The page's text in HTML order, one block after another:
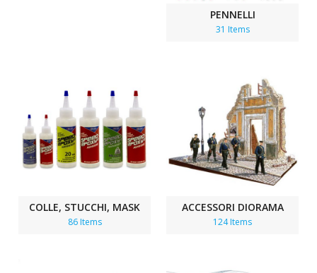
PENNELLI
31 Items
COLLE, STUCCHI, MASK
86 Items
ACCESSORI DIORAMA
124 Items